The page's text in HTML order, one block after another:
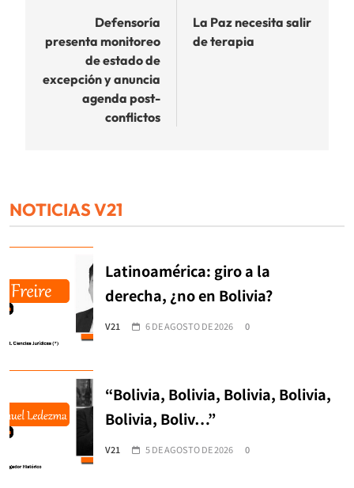
entradas
Defensoría
presenta monitoreo
de estado de
excepción y anuncia
agenda post-
conflictos
La Paz necesita salir
de terapia
NOTICIAS V21
Latinoamérica: giro a la
derecha, ¿no en Bolivia?
V21 6 DE AGOSTO DE 2026 0
“Bolivia, Bolivia, Bolivia, Bolivia,
Bolivia, Boliv…”
V21 5 DE AGOSTO DE 2026 0